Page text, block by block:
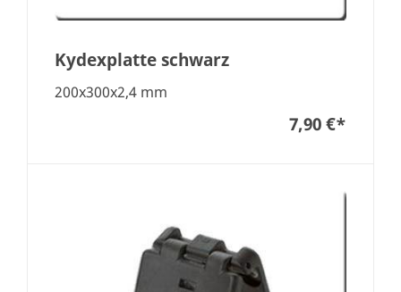
Kydexplatte schwarz
200x300x2,4 mm
7,90 €*